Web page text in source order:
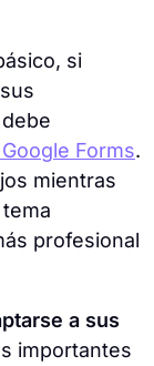
si
Forms.
mientras
profesional
a sus
importantes